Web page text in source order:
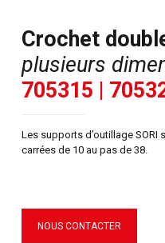
Crochet
plusieurs
705315 |
Les supports d’outillage SORI
carrées de 10 au pas de 38.
NOUS CONTACTER